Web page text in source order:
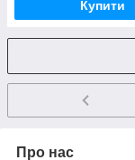
Купити
Про нас